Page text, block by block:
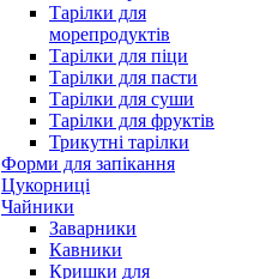
Тарілки для
морепродуктів
Тарілки для піци
Тарілки для пасти
Тарілки для суши
Тарілки для фруктів
Трикутні тарілки
Форми для запікання
Цукорниці
Чайники
Заварники
Кавники
Кришки для